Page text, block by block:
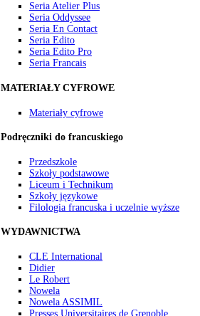
Seria Atelier Plus
Seria Oddyssee
Seria En Contact
Seria Edito
Seria Edito Pro
Seria Francais
MATERIAŁY CYFROWE
Materiały cyfrowe
Podręczniki do francuskiego
Przedszkole
Szkoły podstawowe
Liceum i Technikum
Szkoły językowe
Filologia francuska i uczelnie wyższe
WYDAWNICTWA
CLE International
Didier
Le Robert
Nowela
Nowela ASSIMIL
Presses Universitaires de Grenoble